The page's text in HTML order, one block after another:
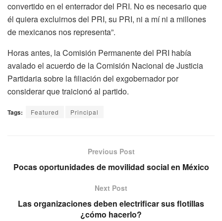
convertido en el enterrador del PRI. No es necesario que
él quiera excluirnos del PRI, su PRI, ni a mí ni a millones
de mexicanos nos representa”.
Horas antes, la Comisión Permanente del PRI había
avalado el acuerdo de la Comisión Nacional de Justicia
Partidaria sobre la filiación del exgobernador por
considerar que traicionó al partido.
Tags: Featured Principal
Previous Post
Pocas oportunidades de movilidad social en México
Next Post
Las organizaciones deben electrificar sus flotillas
¿cómo hacerlo?